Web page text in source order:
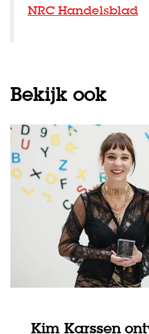
NRC Handelsblad
Bekijk ook
Kim Karssen